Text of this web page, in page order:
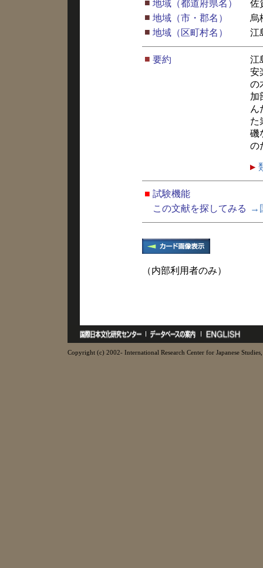
■ 地域（都道府県名）
佐
■ 地域（市・郡名）
烏
■ 地域（区町村名） 江
■ 要約
江
安
の
加
ん
た
磯
の
■ 試験機能
この文献を探してみる
→
（内部利用者のみ）
Copyright (c) 2002- International Research Center for Japanese